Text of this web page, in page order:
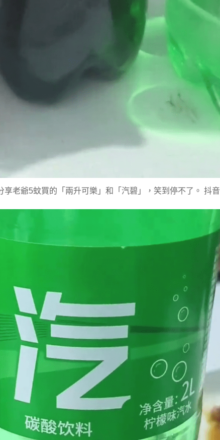
享老爺5蚊買的「兩升可樂」和「汽碧」，笑到停不了。 抖音